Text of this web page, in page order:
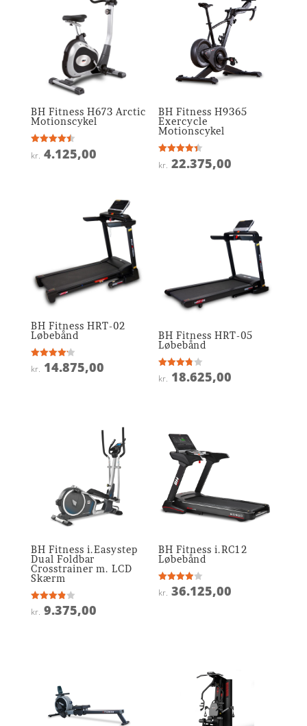
BH Fitness H673 Arctic
Motionscykel
Vurderet
4.5
kr. 4.125,00
BH Fitness H9365
Exercycle
Motionscykel
Vurderet
4.4
kr. 22.375,00
BH Fitness HRT-02
Løbebånd
Vurderet
4.2
kr. 14.875,00
BH Fitness HRT-05
Løbebånd
Vurderet
3.8
kr. 18.625,00
BH Fitness i.Easystep
Dual Foldbar
Crosstrainer m. LCD
Skærm
Vurderet
3.9
kr. 9.375,00
BH Fitness i.RC12
Løbebånd
Vurderet
3.9
kr. 36.125,00